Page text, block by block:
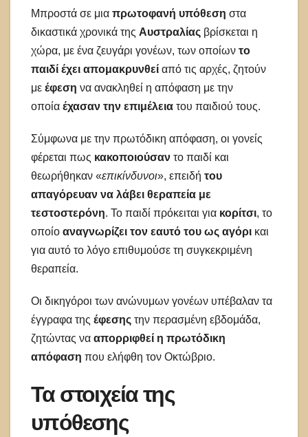
Μπροστά σε μια πρωτοφανή υπόθεση στα
δικαστικά χρονικά της Αυστραλίας βρίσκεται η
χώρα, με ένα ζευγάρι γονέων, των οποίων το
παιδί έχει απομακρυνθεί από τις αρχές, ζητούν
με έφεση να ανακληθεί η απόφαση με την
οποία έχασαν την επιμέλεια του παιδιού τους.
Σύμφωνα με την πρωτόδικη απόφαση, οι γονείς
φέρεται πως κακοποιούσαν το παιδί και
θεωρήθηκαν «επικίνδυνοι», επειδή του
απαγόρευαν να λάβει θεραπεία με
τεστοστερόνη. Το παιδί πρόκειται για κορίτσι, το
οποίο αναγνωρίζει τον εαυτό του ως αγόρι και
για αυτό το λόγο επιθυμούσε τη συγκεκριμένη
θεραπεία.
Οι δικηγόροι των ανώνυμων γονέων υπέβαλαν τα
έγγραφα της έφεσης την περασμένη εβδομάδα,
ζητώντας να απορριφθεί η πρωτόδικη
απόφαση που ελήφθη τον Οκτώβριο.
Τα στοιχεία της
υπόθεσης